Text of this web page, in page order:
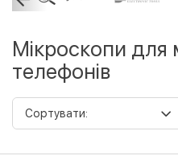
Мікроскопи для
телефонів